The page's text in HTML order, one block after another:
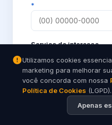
*
Serviço de interesse
Enviar
Ao enviar você será
Utilizamos cookies
marketing para melhorar
você concorda com nossa
Política de Cookies (LGPD).
Apenas